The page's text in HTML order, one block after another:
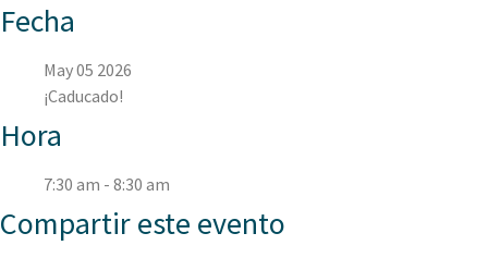
Fecha
May 05 2026
¡Caducado!
Hora
7:30 am - 8:30 am
Compartir este evento